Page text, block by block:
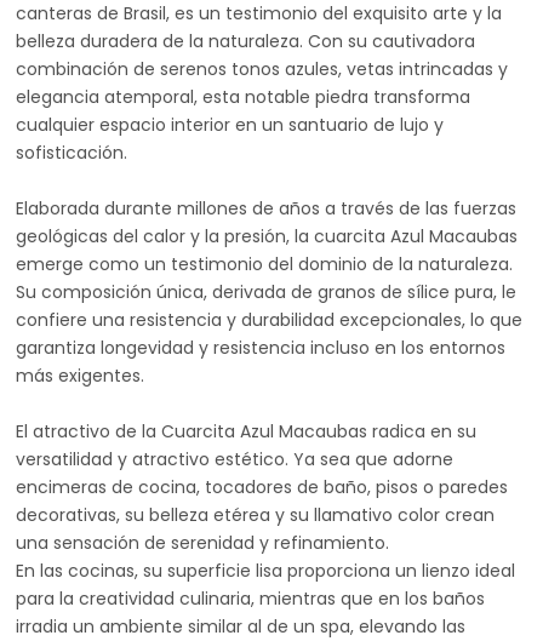
canteras de Brasil, es un testimonio del exquisito arte y la
belleza duradera de la naturaleza. Con su cautivadora
combinación de serenos tonos azules, vetas intrincadas y
elegancia atemporal, esta notable piedra transforma
cualquier espacio interior en un santuario de lujo y
sofisticación.
Elaborada durante millones de años a través de las fuerzas
geológicas del calor y la presión, la cuarcita Azul Macaubas
emerge como un testimonio del dominio de la naturaleza.
Su composición única, derivada de granos de sílice pura, le
confiere una resistencia y durabilidad excepcionales, lo que
garantiza longevidad y resistencia incluso en los entornos
más exigentes.
El atractivo de la Cuarcita Azul Macaubas radica en su
versatilidad y atractivo estético. Ya sea que adorne
encimeras de cocina, tocadores de baño, pisos o paredes
decorativas, su belleza etérea y su llamativo color crean
una sensación de serenidad y refinamiento.
En las cocinas, su superficie lisa proporciona un lienzo ideal
para la creatividad culinaria, mientras que en los baños
irradia un ambiente similar al de un spa, elevando las